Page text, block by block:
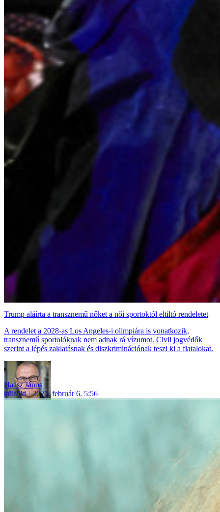
Trump aláírta a transznemű nőket a női sportoktól eltiltó rendeletet
A rendelet a 2028-as Los Angeles-i olimpiára is vonatkozik,
transznemű sportolóknak nem adnak rá vízumot. Civil jogvédők
szerint a lépés zaklatásnak és diszkriminációnak teszi ki a fiatalokat.
Haász János
külföld
2025. február 6. 5:56